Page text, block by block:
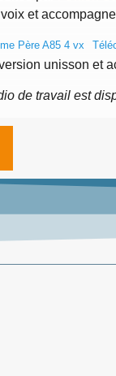
et
Père A85 4 vx
unisson et
de travail est